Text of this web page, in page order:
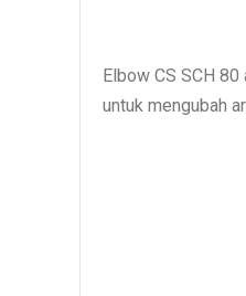
Elbow CS SCH
untuk mengubah